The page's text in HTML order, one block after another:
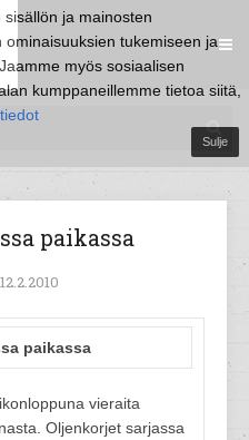
ja mainosten
tukemiseen ja
myös sosiaalisen
kumppaneillemme tietoa siitä,
Sulje
paikassa
12.2.2010
paikassa
vieraita
Oljenkorjet sarjassa